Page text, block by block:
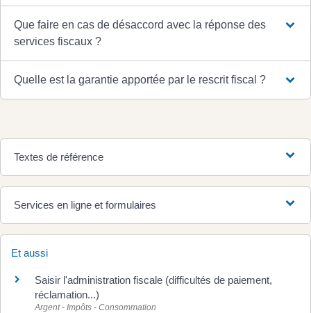
Que faire en cas de désaccord avec la réponse des
services fiscaux ?
Quelle est la garantie apportée par le rescrit fiscal ?
Textes de référence
Services en ligne et formulaires
Et aussi
Saisir l'administration fiscale (difficultés de paiement,
réclamation...)
Argent - Impôts - Consommation